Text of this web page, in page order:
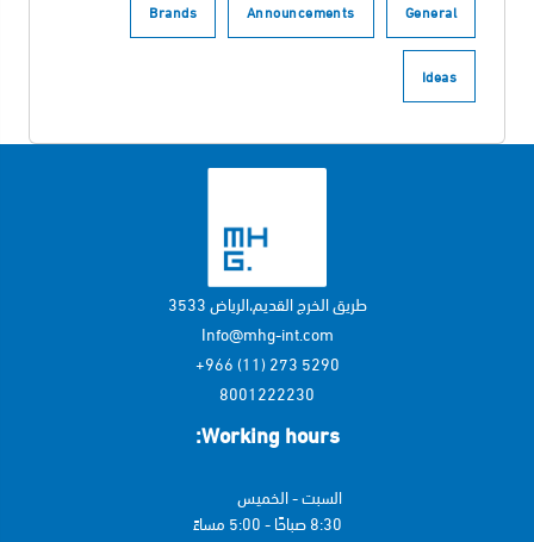
General
Announcements
Brands
Ideas
طريق الخرج القديم،الرياض 3533
Info@mhg-int.com
5290 273 (11) 966+
8001222230
Working hours:
السبت - الخميس
8:30 صباحًا - 5:00 مساءً